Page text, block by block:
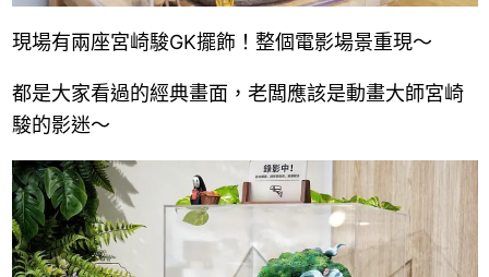
現場有兩座宮崎駿GK擺飾！整個電影場景重現～
都是大家看過的經典畫面，老闆應該是動畫大師宮崎
駿的影迷～